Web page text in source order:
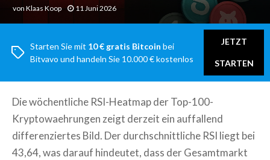
vonKlaas Koop 11 Juni 2026
Starten Sie mit 10 € gratis Bitcoin bei
Bitvavo und handeln Sie 10.000 € kostenlos
JETZT
STARTEN
Die wöchentliche RSI-Heatmap der Top-100-
Kryptowaehrungen zeigt derzeit ein auffallend
differenziertes Bild. Der durchschnittliche RSI liegt bei
43,64, was darauf hindeutet, dass der Gesamtmarkt